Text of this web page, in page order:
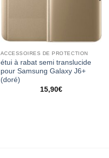
ACCESSOIRES DE PROTECTION
étui à rabat semi translucide
pour Samsung Galaxy J6+
(doré)
15,90€